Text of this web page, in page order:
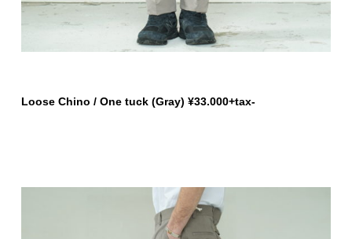
Loose Chino / One tuck (Gray) ¥33.000+tax-